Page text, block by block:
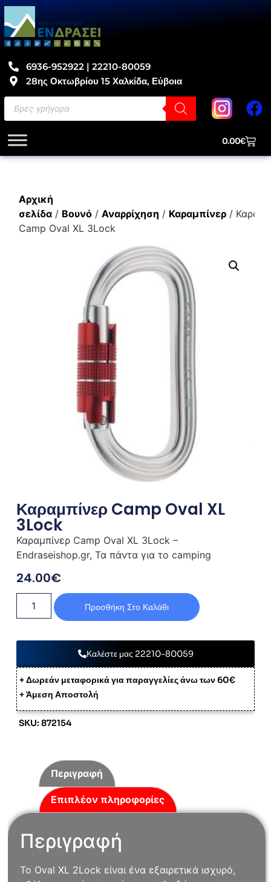
6936-952922 | 22210-80059
28ης Οκτωβρίου 15 Χαλκίδα, Εύβοια
0.00€
Αρχική
σελίδα/ Βουνό/ Αναρρίχηση / Καραμπίνερ/
Camp Oval XL 3Lock
Καραμπίνερ Camp Oval XL
3Lock
Καραμπίνερ Camp Oval XL 3Lock –
Endraseishop.gr, Τα πάντα για το camping
24.00€
Προσθήκη Στο Καλάθι
Καλέστε μας 22210-80059
+ Δωρεάν μεταφορικά για παραγγελίες άνω των 60€
+ Άμεση Αποστολή
SKU: 872154
Περιγραφή
Επιπλέον πληροφορίες
Περιγραφή
Το Oval XL 2Lock είναι ένα εξαιρετικά ισχυρό,